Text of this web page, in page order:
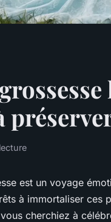
est un voyage
à immortaliser ces
cherchiez à